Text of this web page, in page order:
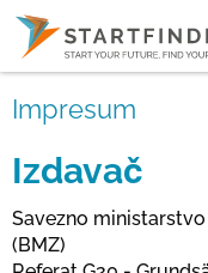
Impresum
Izdavač
Savezno
(BMZ)